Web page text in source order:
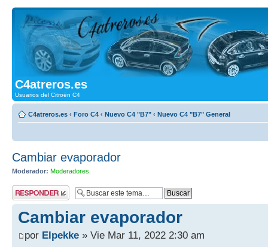
C4atreros.es
Usuarios del Citroën C4
C4atreros.es ‹ Foro C4 ‹ Nuevo C4 "B7" ‹ Nuevo C4 "B7" General
Cambiar evaporador
Moderador: Moderadores
Publicar una
respuesta
Cambiar evaporador
por Elpekke » Vie Mar 11, 2022 2:30 am